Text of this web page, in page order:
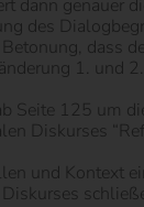
dann genauer
des
dass
1. und
Seite 125 um
Diskurses
und Kontext